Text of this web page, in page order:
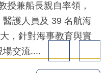
授兼船長親自率領，
護人員及 39 名航海
，針對海事教育與實
場交流....